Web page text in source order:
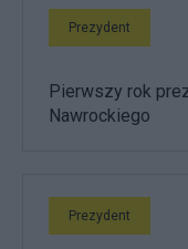
Prezydent
Pierwszy rok
Nawrockiego
Prezydent